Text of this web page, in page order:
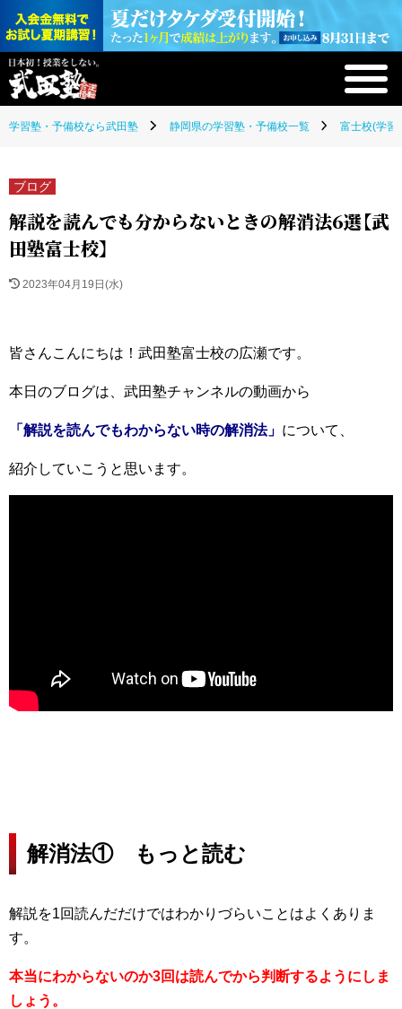
学習塾・予備校なら武田塾 静岡県の学習塾・予備校一覧 富士校(学習
ブログ
解説を読んでも分からないときの解消法6選【武
田塾富士校】
2023年04月19日(水)
皆さんこんにちは！武田塾富士校の広瀬です。
本日のブログは、武田塾チャンネルの動画から
「解説を読んでもわからない時の解消法」 について、
紹介していこうと思います。
解消法① もっと読む
解説を1回読んだだけではわかりづらいことはよくありま
す。
本当にわからないのか3回は読んでから判断するようにしま
しょう。